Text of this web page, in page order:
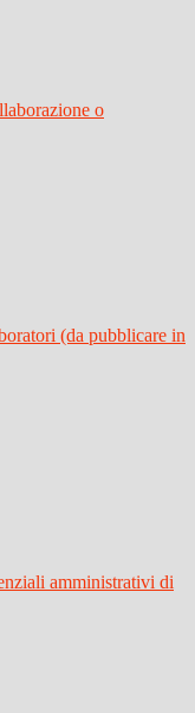
o
(da pubblicare in
amministrativi di